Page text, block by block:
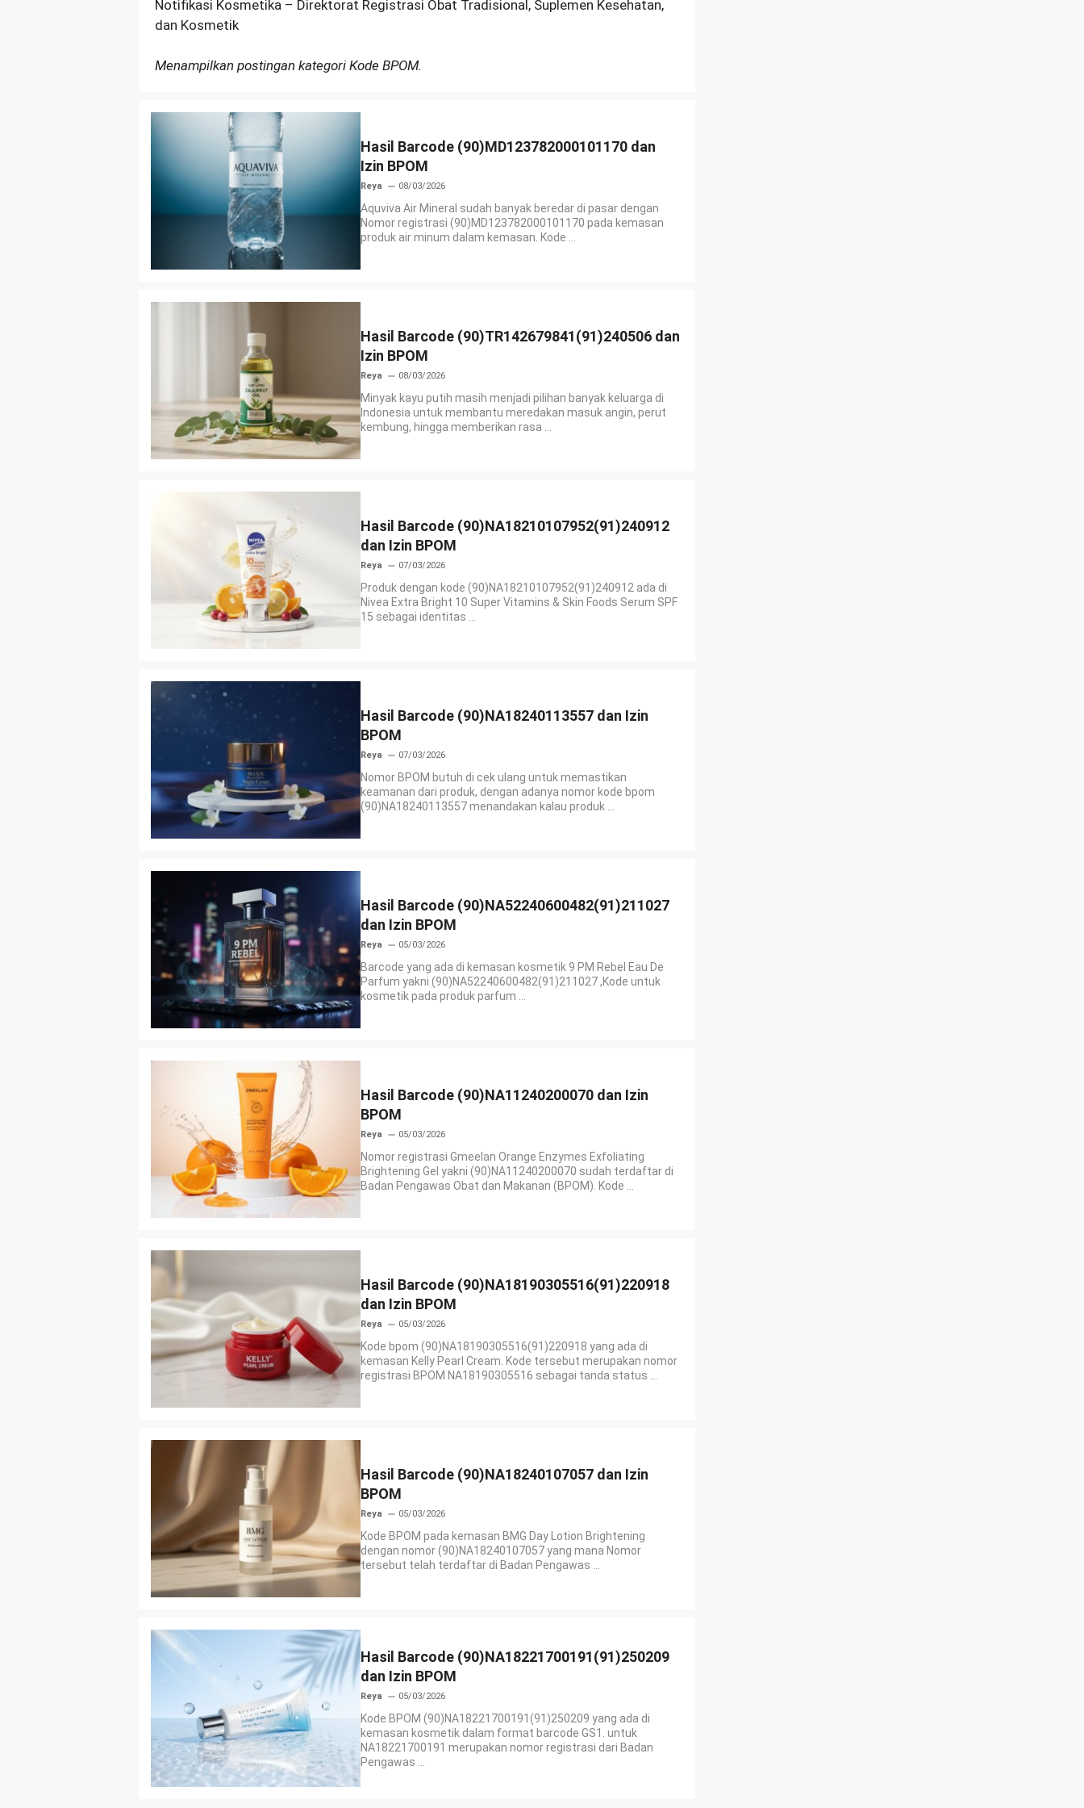
Notifikasi Kosmetika – Direktorat Registrasi Obat Tradisional, Suplemen Kesehatan,
dan Kosmetik
Menampilkan postingan kategori Kode BPOM.
Hasil Barcode (90)MD123782000101170 dan
Izin BPOM
Reya 08/03/2026
Aquviva Air Mineral sudah banyak beredar di pasar dengan
Nomor registrasi (90)MD123782000101170 pada kemasan
produk air minum dalam kemasan. Kode ...
Hasil Barcode (90)TR142679841(91)240506 dan
Izin BPOM
Reya 08/03/2026
Minyak kayu putih masih menjadi pilihan banyak keluarga di
Indonesia untuk membantu meredakan masuk angin, perut
kembung, hingga memberikan rasa ...
Hasil Barcode (90)NA18210107952(91)240912
dan Izin BPOM
Reya 07/03/2026
Produk dengan kode (90)NA18210107952(91)240912 ada di
Nivea Extra Bright 10 Super Vitamins & Skin Foods Serum SPF
15 sebagai identitas ...
Hasil Barcode (90)NA18240113557 dan Izin
BPOM
Reya 07/03/2026
Nomor BPOM butuh di cek ulang untuk memastikan
keamanan dari produk, dengan adanya nomor kode bpom
(90)NA18240113557 menandakan kalau produk ...
Hasil Barcode (90)NA52240600482(91)211027
dan Izin BPOM
Reya 05/03/2026
Barcode yang ada di kemasan kosmetik 9 PM Rebel Eau De
Parfum yakni (90)NA52240600482(91)211027 ,Kode untuk
kosmetik pada produk parfum ...
Hasil Barcode (90)NA11240200070 dan Izin
BPOM
Reya 05/03/2026
Nomor registrasi Gmeelan Orange Enzymes Exfoliating
Brightening Gel yakni (90)NA11240200070 sudah terdaftar di
Badan Pengawas Obat dan Makanan (BPOM). Kode ...
Hasil Barcode (90)NA18190305516(91)220918
dan Izin BPOM
Reya 05/03/2026
Kode bpom (90)NA18190305516(91)220918 yang ada di
kemasan Kelly Pearl Cream. Kode tersebut merupakan nomor
registrasi BPOM NA18190305516 sebagai tanda status ...
Hasil Barcode (90)NA18240107057 dan Izin
BPOM
Reya 05/03/2026
Kode BPOM pada kemasan BMG Day Lotion Brightening
dengan nomor (90)NA18240107057 yang mana Nomor
tersebut telah terdaftar di Badan Pengawas ...
Hasil Barcode (90)NA18221700191(91)250209
dan Izin BPOM
Reya 05/03/2026
Kode BPOM (90)NA18221700191(91)250209 yang ada di
kemasan kosmetik dalam format barcode GS1. untuk
NA18221700191 merupakan nomor registrasi dari Badan
Pengawas ...